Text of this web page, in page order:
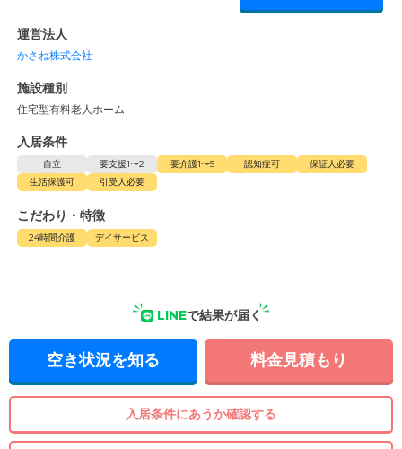
運営法人
かさね株式会社
施設種別
住宅型有料老人ホーム
入居条件
自立 要支援1〜2 要介護1〜5 認知症可
保証人必要
生活保護可
引受人必要
こだわり・特徴
24時間介護 デイサービス
LINEで結果が届く
空き状況を知る 料金見積もり
入居条件にあうか確認する